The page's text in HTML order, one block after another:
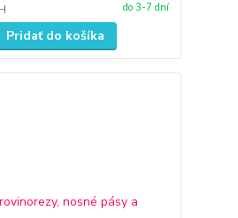
do 3-7 dní
Pridať do košíka